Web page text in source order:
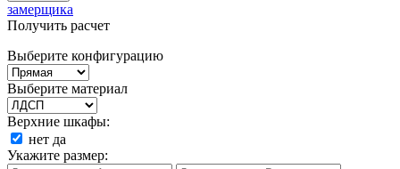
замерщика
Получить расчет
Выберите конфигурацию
Выберите материал
Верхние шкафы:
нет да
Укажите размер: